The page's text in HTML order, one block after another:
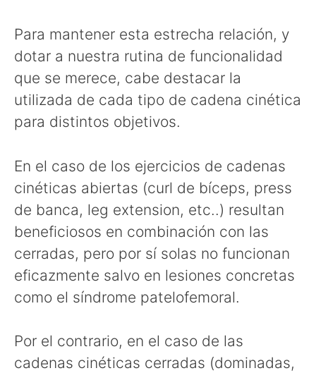
Para mantener esta estrecha relación, y
dotar a nuestra rutina de funcionalidad
que se merece, cabe destacar la
utilizada de cada tipo de cadena cinética
para distintos objetivos.
En el caso de los ejercicios de cadenas
cinéticas abiertas (curl de bíceps, press
de banca, leg extension, etc..) resultan
beneficiosos en combinación con las
cerradas, pero por sí solas no funcionan
eficazmente salvo en lesiones concretas
como el síndrome patelofemoral.
Por el contrario, en el caso de las
cadenas cinéticas cerradas (dominadas,